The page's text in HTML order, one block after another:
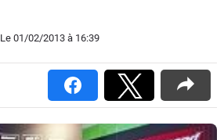
Le 01/02/2013 à 16:39